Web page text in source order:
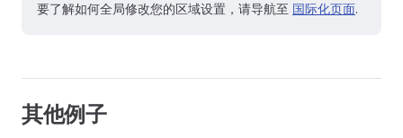
要了解如何全局修改您的区域设置，请导航至 国际化页面.
其他例子